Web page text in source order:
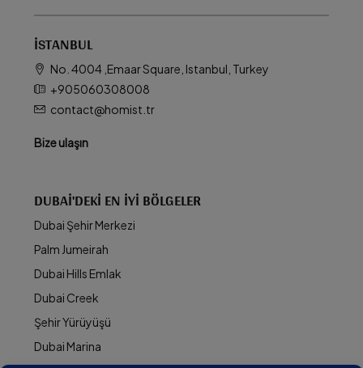
İSTANBUL
No. 4004 ,Emaar Square, Istanbul, Turkey
+905060308008
contact@homist.tr
Bize ulaşın
DUBAI'DEKI EN İYI BÖLGELER
Dubai Şehir Merkezi
Palm Jumeirah
Dubai Hills Emlak
Dubai Creek
Şehir Yürüyüşü
Dubai Marina